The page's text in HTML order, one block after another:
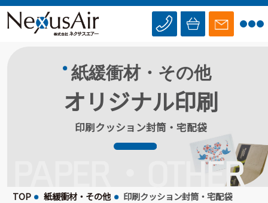
PAPER・OTHER
紙緩衝材・その他
オリジナル印刷
印刷クッション封筒・宅配袋
TOP 紙緩衝材・その他 印刷クッション封筒・宅配袋